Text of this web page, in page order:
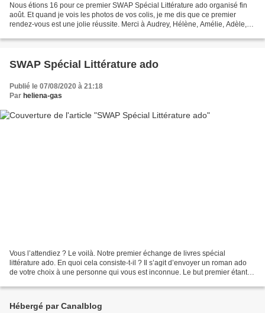
Nous étions 16 pour ce premier SWAP Spécial Littérature ado organisé fin
août. Et quand je vois les photos de vos colis, je me dis que ce premier
rendez-vous est une jolie réussite. Merci à Audrey, Hélène, Amélie, Adèle,
SWAP Spécial Littérature ado
Publié le 07/08/2020 à 21:18
Par heliena-gas
Vous l’attendiez ? Le voilà. Notre premier échange de livres spécial
littérature ado. En quoi cela consiste-t-il ? Il s’agit d’envoyer un roman ado
de votre choix à une personne qui vous est inconnue. Le but premier étant
Hébergé par Canalblog